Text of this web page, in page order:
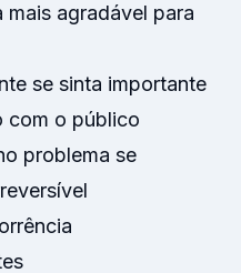
mais agradável para
se sinta importante
com o público
problema se